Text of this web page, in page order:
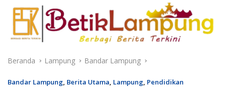
Beranda Lampung Bandar Lampung
Bandar Lampung, Berita Utama, Lampung, Pendidikan